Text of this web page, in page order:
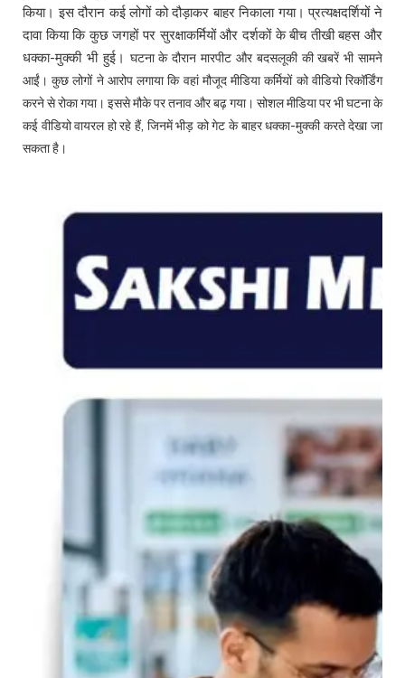
किया। इस दौरान कई लोगों को दौड़ाकर बाहर निकाला गया। प्रत्यक्षदर्शियों ने
दावा किया कि कुछ जगहों पर सुरक्षाकर्मियों और दर्शकों के बीच तीखी बहस और
धक्का-मुक्की भी हुई। घटना के दौरान मारपीट और बदसलूकी की खबरें भी सामने
आईं। कुछ लोगों ने आरोप लगाया कि वहां मौजूद मीडिया कर्मियों को वीडियो रिकॉर्डिंग
करने से रोका गया। इससे मौके पर तनाव और बढ़ गया। सोशल मीडिया पर भी घटना के
कई वीडियो वायरल हो रहे हैं, जिनमें भीड़ को गेट के बाहर धक्का-मुक्की करते देखा जा
सकता है।